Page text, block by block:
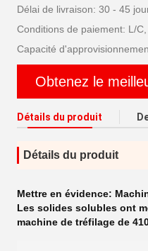
Délai de livraison: 30 - 45
Conditions de paiement: L/
Capacité
Obtenez le
Détails du produit
Détails du produit
Mettre en évidence:
Les solides solubles ont
machine de tréfilage de